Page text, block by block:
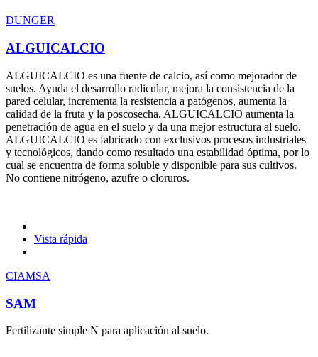
DUNGER
ALGUICALCIO
ALGUICALCIO es una fuente de calcio, así como mejorador de
suelos. Ayuda el desarrollo radicular, mejora la consistencia de la
pared celular, incrementa la resistencia a patógenos, aumenta la
calidad de la fruta y la poscosecha. ALGUICALCIO aumenta la
penetración de agua en el suelo y da una mejor estructura al suelo.
ALGUICALCIO es fabricado con exclusivos procesos industriales
y tecnológicos, dando como resultado una estabilidad óptima, por lo
cual se encuentra de forma soluble y disponible para sus cultivos.
No contiene nitrógeno, azufre o cloruros.
Vista rápida
CIAMSA
SAM
Fertilizante simple N para aplicación al suelo.